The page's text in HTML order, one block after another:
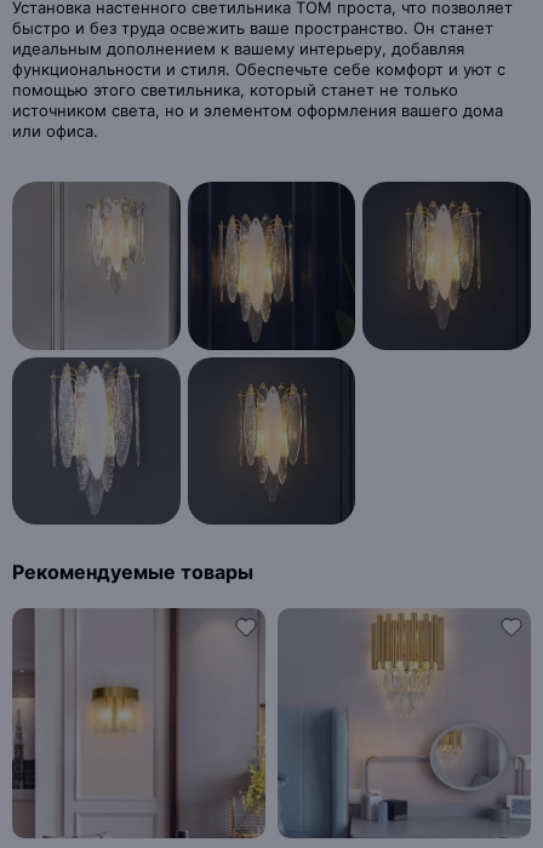
Установка настенного светильника TOM проста, что позволяет
быстро и без труда освежить ваше пространство. Он станет
идеальным дополнением к вашему интерьеру, добавляя
функциональности и стиля. Обеспечьте себе комфорт и уют с
помощью этого светильника, который станет не только
источником света, но и элементом оформления вашего дома
или офиса.
Рекомендуемые товары